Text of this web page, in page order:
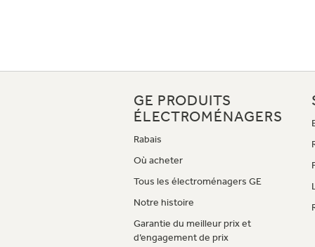
GE PRODUITS
ÉLECTROMÉNAGERS
Rabais
Où acheter
Tous les électroménagers GE
Notre histoire
Garantie du meilleur prix et
d’engagement de prix